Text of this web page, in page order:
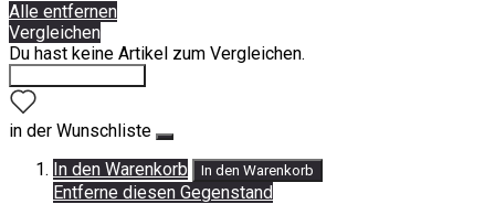
Alle entfernen
Vergleichen
Du hast keine Artikel zum Vergleichen.
in der Wunschliste
In den Warenkorb
In den Warenkorb
Entferne diesen Gegenstand